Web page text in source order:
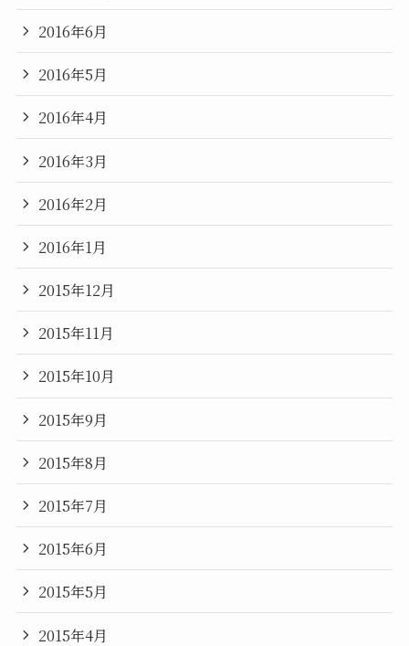
2016年6月
2016年5月
2016年4月
2016年3月
2016年2月
2016年1月
2015年12月
2015年11月
2015年10月
2015年9月
2015年8月
2015年7月
2015年6月
2015年5月
2015年4月